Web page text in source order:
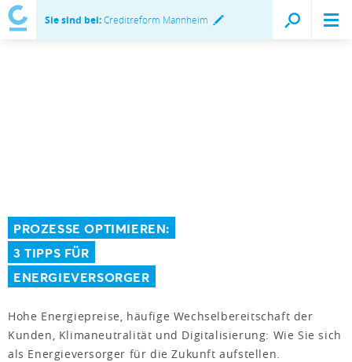
Sie sind bei:Creditreform Mannheim
PROZESSE OPTIMIEREN:
3 TIPPS FÜR
ENERGIEVERSORGER
Hohe Energiepreise, häufige Wechselbereitschaft der
Kunden, Klimaneutralität und Digitalisierung: Wie Sie sich
als Energieversorger für die Zukunft aufstellen.